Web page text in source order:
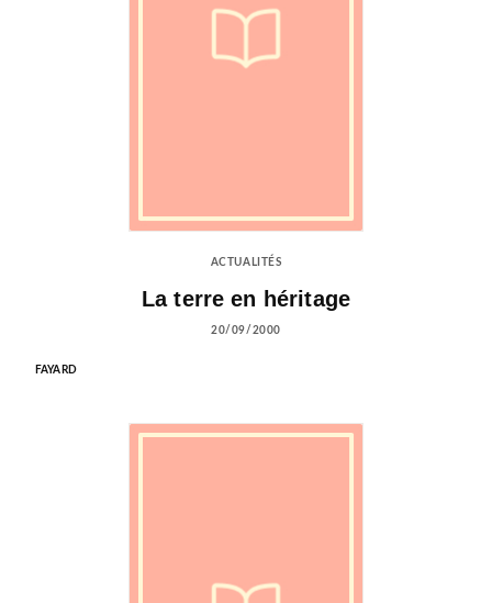
ACTUALITÉS
La terre en héritage
20/09/2000
FAYARD